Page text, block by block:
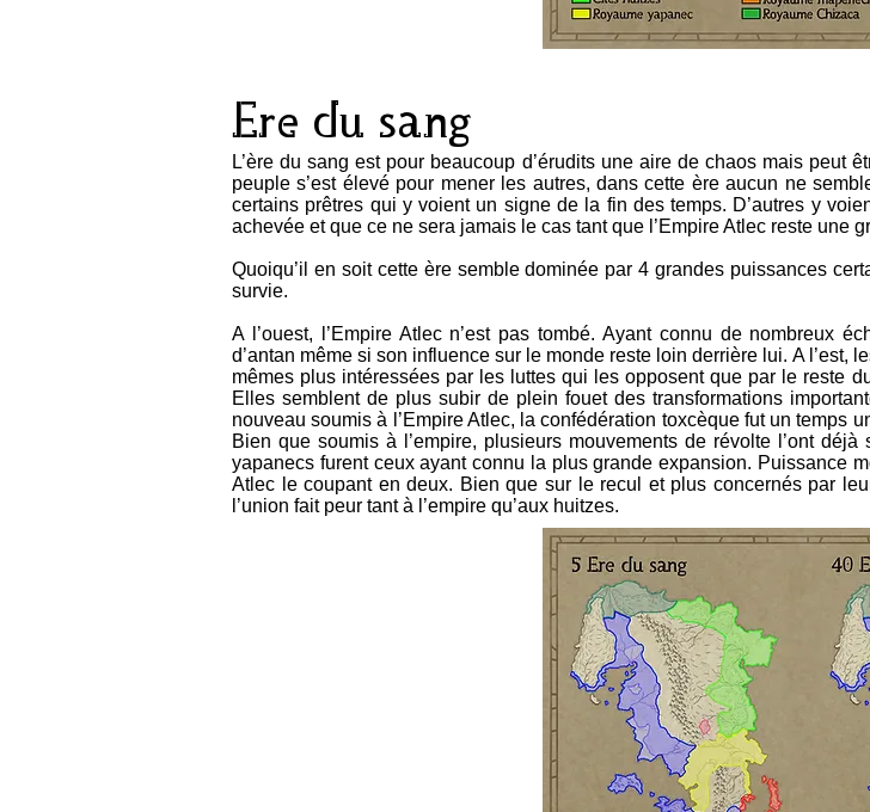
Ere du sang
L’ère du sang est pour beaucoup d’érudits une aire de chaos mais peut
peuple s’est élevé pour mener les autres, dans cette ère aucun ne
certains prêtres qui y voient un signe de la fin des temps. D’autres y
achevée et que ce ne sera jamais le cas tant que l’Empire Atlec reste une
Quoiqu’il en soit cette ère semble dominée par 4 grandes puissances
survie.
A l’ouest, l’Empire Atlec n’est pas tombé. Ayant connu de nombreux
d’antan même si son influence sur le monde reste loin derrière lui. A l’est,
mêmes plus intéressées par les luttes qui les opposent que par le reste
Elles semblent de plus subir de plein fouet des transformations
nouveau soumis à l’Empire Atlec, la confédération toxcèque fut un temps
Bien que soumis à l’empire, plusieurs mouvements de révolte l’ont
yapanecs furent ceux ayant connu la plus grande expansion. Puissance
Atlec le coupant en deux. Bien que sur le recul et plus concernés par
l’union fait peur tant à l’empire qu’aux huitzes.